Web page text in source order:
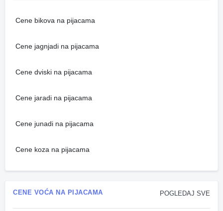
Cene bikova na pijacama
Cene jagnjadi na pijacama
Cene dviski na pijacama
Cene jaradi na pijacama
Cene junadi na pijacama
Cene koza na pijacama
POGLEDAJ SVE
CENE VOĆA NA PIJACAMA